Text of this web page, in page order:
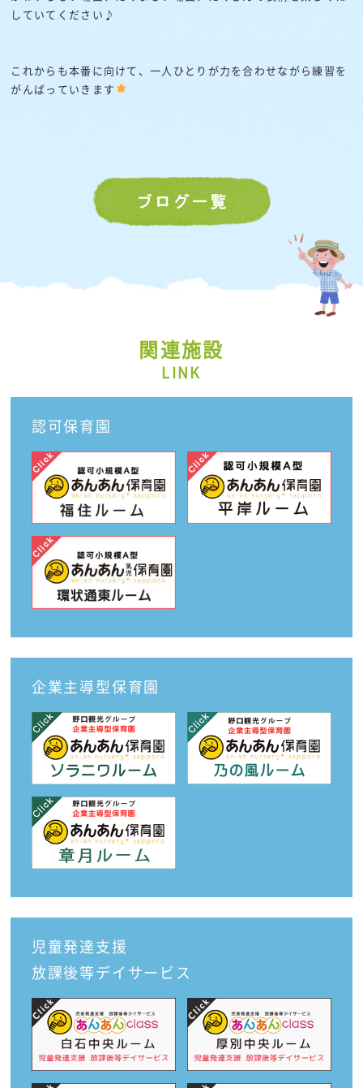
していてください♪
これからも本番に向けて、一人ひとりが力を合わせながら練習を
がんばっていきます
関連施設
LINK
認可保育園
企業主導型保育園
児童発達支援
放課後等デイサービス